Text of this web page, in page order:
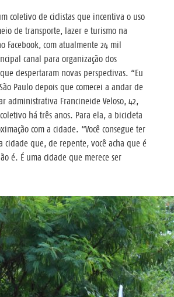
coletivo de ciclistas que incentiva o uso
de transporte, lazer e turismo na
Facebook, com atualmente 24 mil
canal para organização dos
despertaram novas perspectivas. “Eu
Paulo depois que comecei a andar de
administrativa Francineide Veloso, 42,
há três anos. Para ela, a bicicleta
com a cidade. “Você consegue ter
cidade que, de repente, você acha que é
é. É uma cidade que merece ser